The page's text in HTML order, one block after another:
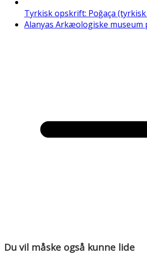
Tyrkisk opskrift: Poğaça
Alanyas Arkæologiske museum
Du vil måske også kunne lide